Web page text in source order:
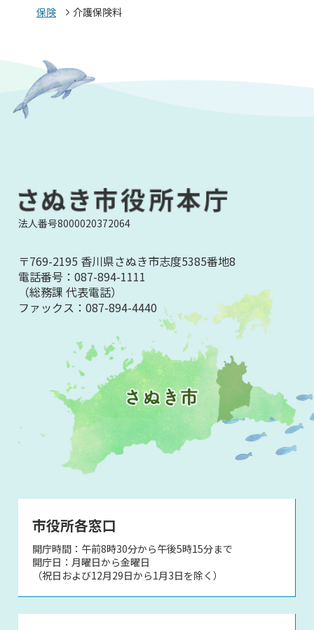
保険
介護保険料
法人番号8000020372064
〒769-2195 香川県さぬき市志度5385番地8
電話番号：087-894-1111
（総務課 代表電話）
ファックス：087-894-4440
市役所各窓口
開庁時間：午前8時30分から午後5時15分まで
開庁日：月曜日から金曜日
（祝日および12月29日から1月3日を除く）